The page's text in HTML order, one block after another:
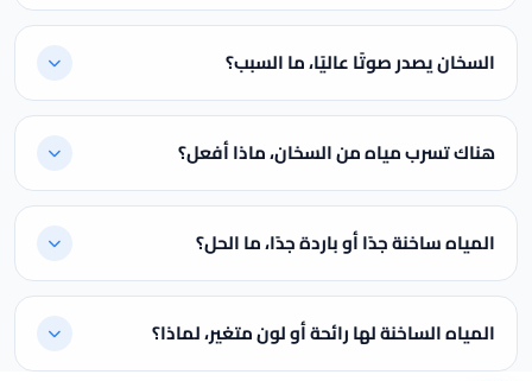
السخان يصدر صوتًا عاليًا، ما السبب؟
هناك تسرب مياه من السخان، ماذا أفعل؟
المياه ساخنة جدًا أو باردة جدًا، ما الحل؟
المياه الساخنة لها رائحة أو لون متغير، لماذا؟